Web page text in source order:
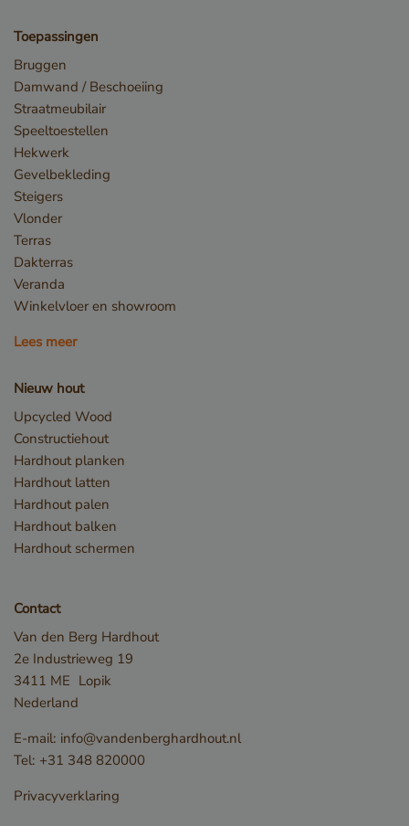
Toepassingen
Bruggen
Damwand / Beschoeiing
Straatmeubilair
Speeltoestellen
Hekwerk
Gevelbekleding
Steigers
Vlonder
Terras
Dakterras
Veranda
Winkelvloer en showroom
Lees meer
Nieuw hout
Upcycled Wood
Constructiehout
Hardhout planken
Hardhout latten
Hardhout palen
Hardhout balken
Hardhout schermen
Contact
Van den Berg Hardhout
2e Industrieweg 19
3411 ME Lopik
Nederland
E-mail: info@vandenberghardhout.nl
Tel: +31 348 820000
Privacyverklaring
_sweetSessionId
Naam
CookieCodeCache
_li_id.bfbd
_li_id.bfbd.expires